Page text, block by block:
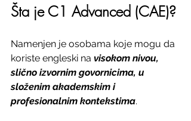
Šta je C1 Advanced (CAE)?
Namenjen je osobama koje mogu da
koriste engleski na visokom nivou,
slično izvornim govornicima, u
složenim akademskim i
profesionalnim kontekstima.